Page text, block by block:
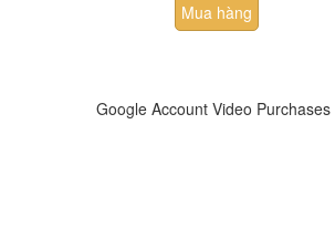
Mua hàng
Google Account Video Purchases